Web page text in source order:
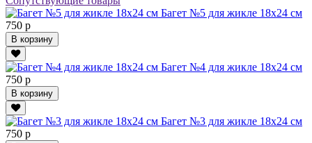
Багет №5 для жикле 18х24 см
750 р
В корзину
Багет №4 для жикле 18х24 см
750 р
В корзину
Багет №3 для жикле 18х24 см
750 р